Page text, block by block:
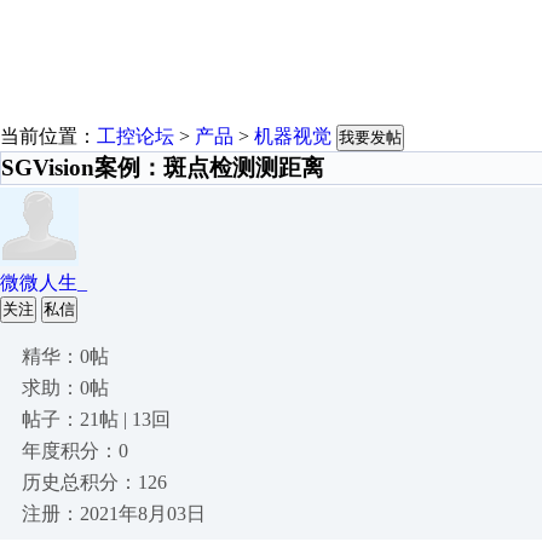
当前位置： 工控论坛 > 产品 > 机器视觉 我要发帖
SGVision案例：斑点检测测距离
微微人生_
关注 私信
精华：0帖
求助：0帖
帖子：21帖 | 13回
年度积分：0
历史总积分：126
注册：2021年8月03日